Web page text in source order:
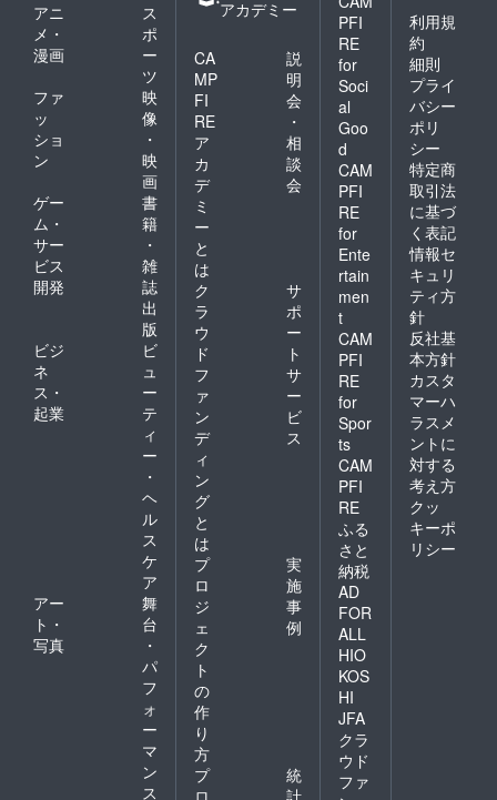
アニ
メ・
漫画
ス
ポ
ー
ツ
ファ
ッ
ショ
ン
映
像
・
映
画
ゲー
ム・
サー
ビス
開発
書
籍
・
雑
誌
出
版
ビジ
ネ
ス・
起業
ビ
ュ
ー
テ
ィ
ー
・
ヘ
ル
ス
ケ
ア
アー
ト・
写真
舞
台
・
パ
フ
ォ
ー
マ
ン
ス
アカデミー
CA
MP
FI
RE
ア
カ
デ
ミ
ー
と
は
説
明
会
・
相
談
会
ク
ラ
ウ
ド
フ
ァ
ン
デ
ィ
ン
グ
と
は
サ
ポ
ー
ト
サ
ー
ビ
ス
プ
ロ
ジ
ェ
ク
ト
の
作
り
方
実
施
事
例
プ
ロ
統
計
PFI
RE
for
Soci
al
Goo
d
CAM
PFI
RE
for
Ente
rtain
men
t
CAM
PFI
RE
for
Spor
ts
CAM
PFI
RE
ふる
さと
納税
AD
FOR
ALL
HIO
KOS
HI
JFA
クラ
ウド
ファ
利用規
約
細則
プライ
バシー
ポリ
シー
特定商
取引法
に基づ
く表記
情報セ
キュリ
ティ方
針
反社基
本方針
カスタ
マーハ
ラスメ
ントに
対する
考え方
クッ
キーポ
リシー